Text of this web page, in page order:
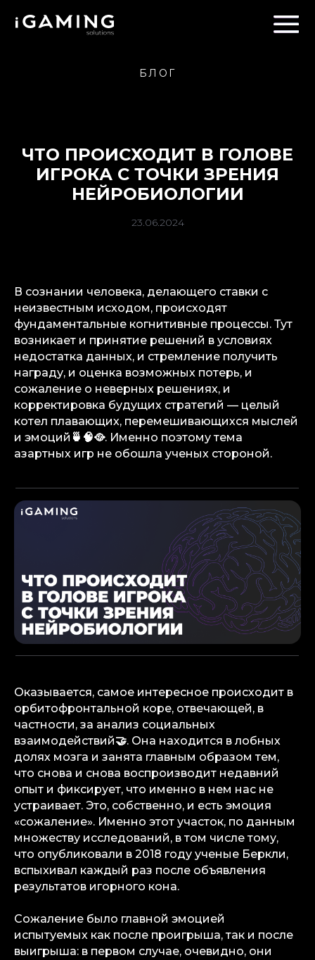
БЛОГ
ЧТО ПРОИСХОДИТ В ГОЛОВЕ
ИГРОКА С ТОЧКИ ЗРЕНИЯ
НЕЙРОБИОЛОГИИ
23.06.2024
В сознании человека, делающего ставки с
неизвестным исходом, происходят
фундаментальные когнитивные процессы. Тут
возникает и принятие решений в условиях
недостатка данных, и стремление получить
награду, и оценка возможных потерь, и
сожаление о неверных решениях, и
корректировка будущих стратегий — целый
котел плавающих, перемешивающихся мыслей
и эмоций 🍵🧠🥘. Именно поэтому тема
азартных игр не обошла ученых стороной.
Оказывается, самое интересное происходит в
орбитофронтальной коре, отвечающей, в
частности, за анализ социальных
взаимодействий🤝. Она находится в лобных
долях мозга и занята главным образом тем,
что снова и снова воспроизводит недавний
опыт и фиксирует, что именно в нем нас не
устраивает. Это, собственно, и есть эмоция
«сожаление». Именно этот участок, по данным
множеству исследований, в том числе тому,
что опубликовали в 2018 году ученые Беркли,
вспыхивал каждый раз после объявления
результатов игорного кона.
Сожаление было главной эмоцией
испытуемых как после проигрыша, так и после
выигрыша: в первом случае, очевидно, они